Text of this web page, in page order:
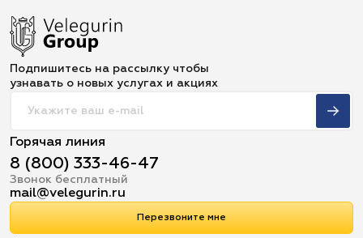
Подпишитесь на рассылку чтобы
узнавать о новых услугах и акциях
Горячая линия
8 (800) 333-46-47
Звонок бесплатный
mail@velegurin.ru
Перезвоните мне